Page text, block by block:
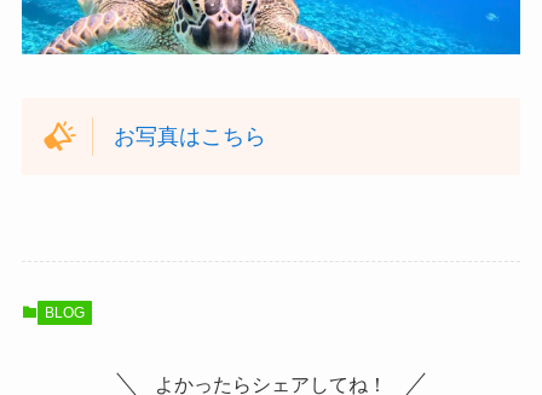
お写真はこちら
BLOG
よかったらシェアしてね！